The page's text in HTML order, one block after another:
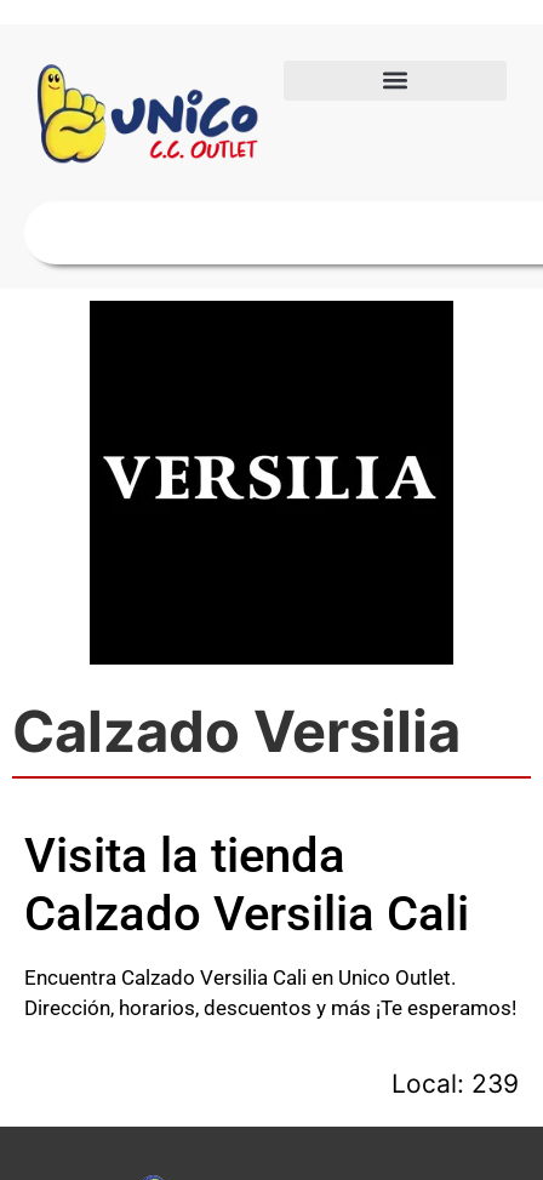
Calzado Versilia
Visita la tienda
Calzado Versilia Cali
Encuentra Calzado Versilia Cali en Unico Outlet.
Dirección, horarios, descuentos y más ¡Te esperamos!
Local: 239